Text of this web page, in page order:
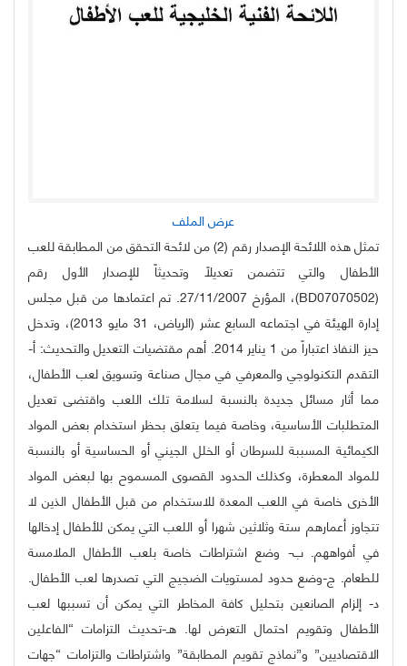
عرض الملف
تمثل هذه اللائحة الإصدار رقم (2) من لائحة التحقق من المطابقة للعب
الأطفال والتي تتضمن تعديلاً وتحديثاً للإصدار الأول رقم
(BD07070502)، المؤرخ 27/11/2007. تم اعتمادها من قبل مجلس
إدارة الهيئة في اجتماعه السابع عشر (الرياض، 31 مايو 2013)، وتدخل
حيز النفاذ اعتباراً من 1 يناير 2014. أهم مقتضيات التعديل والتحديث: ‌أ-
التقدم التكنولوجي والمعرفي في مجال صناعة وتسويق لعب الأطفال،
مما أثار مسائل جديدة بالنسبة لسلامة تلك اللعب واقتضى تعديل
المتطلبات الأساسية، وخاصة فيما يتعلق بحظر استخدام بعض المواد
الكيمائية المسببة للسرطان أو الخلل الجيني أو الحساسية أو بالنسبة
للمواد المعطرة، وكذلك الحدود القصوى المسموح بها لبعض المواد
الأخرى خاصة في اللعب المعدة للاستخدام من قبل الأطفال الذين لا
تتجاوز أعمارهم ستة وثلاثين شهرا أو اللعب التي يمكن للأطفال إدخالها
في أفواههم. ‌ب- وضع اشتراطات خاصة بلعب الأطفال الملامسة
للطعام. ‌ج-وضع حدود لمستويات الضجيج التي تصدرها لعب الأطفال.
‌د- إلزام الصانعين بتحليل كافة المخاطر التي يمكن أن تسببها لعب
الأطفال وتقويم احتمال التعرض لها. ‌هـ-تحديث التزامات “الفاعلين
الاقتصاديين” و”نماذج تقويم المطابقة” واشتراطات والتزامات “جهات